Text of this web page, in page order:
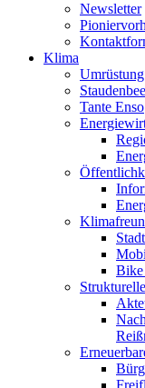
Newsletter
Klima
Tante Enso